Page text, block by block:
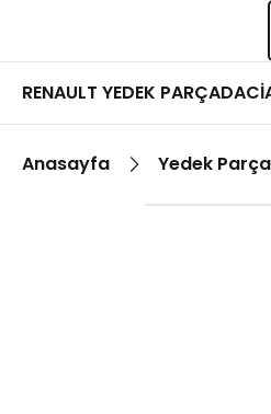
RENAULT YEDEK PARÇA
Anasayfa Yedek